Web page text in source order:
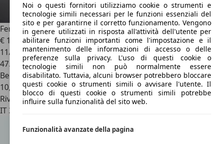
Ferrari PortofinoPortofino + Daytona + Power Garanzia
€ 196.0001
11/2020
47.800 km
Benzina
10,7 l/100 km (comb.)
Rivenditore
IT 31030
Noi o questi fornitori utilizziamo cookie o strumenti e
tecnologie simili necessari per le funzioni essenziali del
sito e per garantirne il corretto funzionamento. Vengono
in genere utilizzati in risposta all'attività dell'utente per
abilitare funzioni importanti come l'impostazione e il
mantenimento delle informazioni di accesso o delle
preferenze sulla privacy. L'uso di questi cookie o
tecnologie simili non può normalmente essere
disabilitato. Tuttavia, alcuni browser potrebbero bloccare
questi cookie o strumenti simili o avvisare l'utente. Il
blocco di questi cookie o strumenti simili potrebbe
influire sulla funzionalità del sito web.
Funzionalità avanzate della pagina